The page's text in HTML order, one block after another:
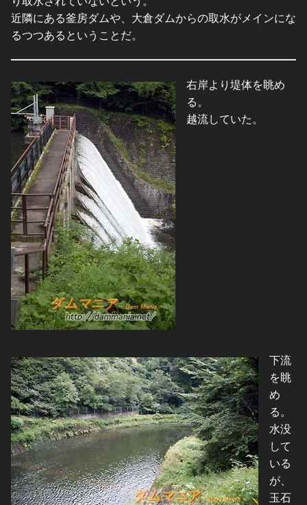
近隣にある釜房ダムや、大倉ダムからの取水がメインにな
るつつあるということだ。
右岸より堤体を眺め
る。
越流していた。
下流
を眺
め
る。
水没
して
いる
が、
玉石